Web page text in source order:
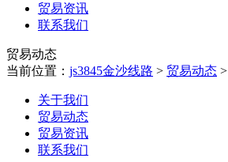
贸易资讯
联系我们
贸易动态
当前位置： js3845金沙线路 > 贸易动态 >
关于我们
贸易动态
贸易资讯
联系我们